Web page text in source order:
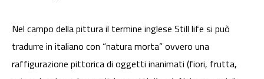
Nel campo della pittura il termine inglese Still life si può
tradurre in italiano con “natura morta” ovvero una
raffigurazione pittorica di oggetti inanimati (fiori, frutta,